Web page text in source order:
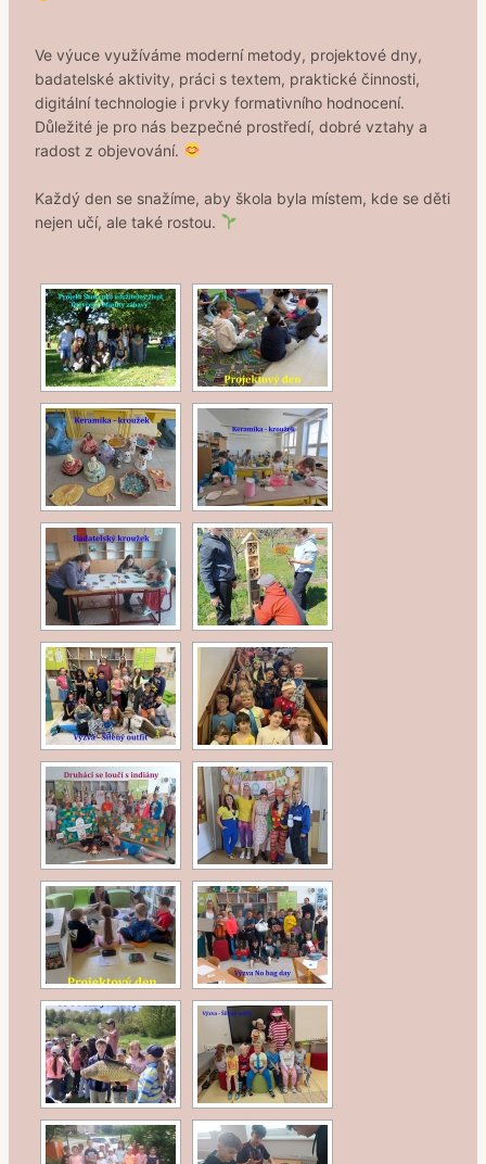
Ve výuce využíváme moderní metody, projektové dny,
badatelské aktivity, práci s textem, praktické činnosti,
digitální technologie i prvky formativního hodnocení.
Důležité je pro nás bezpečné prostředí, dobré vztahy a
radost z objevování.
Každý den se snažíme, aby škola byla místem, kde se děti
nejen učí, ale také rostou.